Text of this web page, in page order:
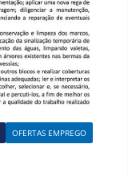
OFERTAS EMPREGO